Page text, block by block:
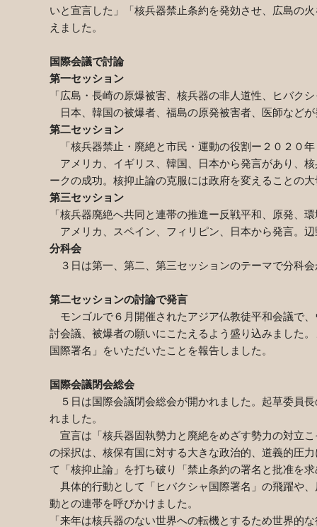
いと宣言した」「核兵器禁止条約を発効させ、広島の
えました。
国際会議で討論
第一セッション
「広島・長崎の原爆被害、核兵器の非人道性、ヒバク
日本、韓国の被爆者、福島の原発被害者、医師などが
第二セッション
「核兵器禁止・廃絶と市民・運動の役割ー２０２０年
アメリカ、イギリス、韓国、日本から発言があり、
ークの成功。核抑止論の克服には政府を変えることの
第三セッション
「核兵器廃絶へ共同と連帯の推進ー反戦平和、原発、
アメリカ、スペイン、フィリピン、日本から発言。
分科会
３日は第一、第二、第三セッションのテーマで分科
第二セッションの討論で発言
モンゴルで６月開催されたアジア仏教徒平和会議で
討会議、被爆者の願いにこたえるよう盛り込みました
国際署名」をいただいたことを報告しました。
国際会議閉会総会
５日は国際会議閉会総会が開かれました。起草委員
れました。
宣言は「核兵器固執勢力と廃絶をめざす勢力の対立
の採択は、核保有国に対する大きな政治的、道義的圧
て「核抑止論」を打ち破り「禁止条約の署名と批准を
具体的行動として「ヒバクシャ国際署名」の飛躍や
動との連帯を呼びかけました。
「来年は核兵器のない世界への転機とするため世界的